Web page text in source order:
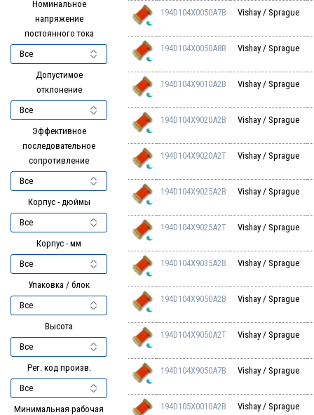
Номинальное
напряжение
постоянного тока
Допустимое
отклонение
Эффективное
последовательное
сопротивление
Корпус - дюймы
Корпус - мм
Упаковка / блок
Высота
Рег. код произв.
Минимальная рабочая
194D104X0050A7B Vishay / Sprague
194D104X0050A8B Vishay / Sprague
194D104X9010A2B Vishay / Sprague
194D104X9020A2B Vishay / Sprague
194D104X9020A2T Vishay / Sprague
194D104X9025A2B Vishay / Sprague
194D104X9025A2T Vishay / Sprague
194D104X9035A2B Vishay / Sprague
194D104X9050A2B Vishay / Sprague
194D104X9050A2T Vishay / Sprague
194D104X9050A7B Vishay / Sprague
194D105X0010A2B Vishay / Sprague